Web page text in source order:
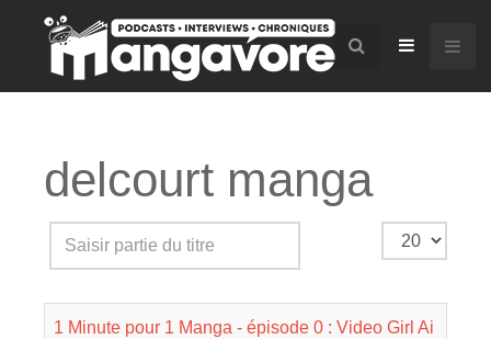
delcourt manga
Saisir
partie
titre
Affichage
1 Minute pour 1 Manga - épisode 0 : Video Girl Ai